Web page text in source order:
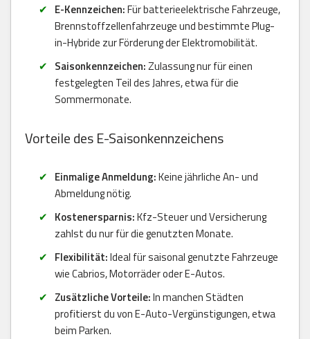
E-Kennzeichen:Für batterieelektrische Fahrzeuge,
Brennstoffzellenfahrzeuge und bestimmte Plug-
in-Hybride zur Förderung der Elektromobilität.
Saisonkennzeichen:Zulassung nur für einen
festgelegten Teil des Jahres, etwa für die
Sommermonate.
Vorteile des E-Saisonkennzeichens
Einmalige Anmeldung:Keine jährliche An- und
Abmeldung nötig.
Kostenersparnis:Kfz-Steuer und Versicherung
zahlst du nur für die genutzten Monate.
Flexibilität:Ideal für saisonal genutzte Fahrzeuge
wie Cabrios, Motorräder oder E-Autos.
Zusätzliche Vorteile:In manchen Städten
profitierst du von E-Auto-Vergünstigungen, etwa
beim Parken.